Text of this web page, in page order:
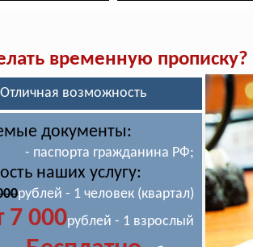
временную прописку?
Отличная возможность
документы:
- паспорта гражданина РФ;
наших услугу:
рублей - 1 человек (квартал)
7 000рублей - 1 взрослый